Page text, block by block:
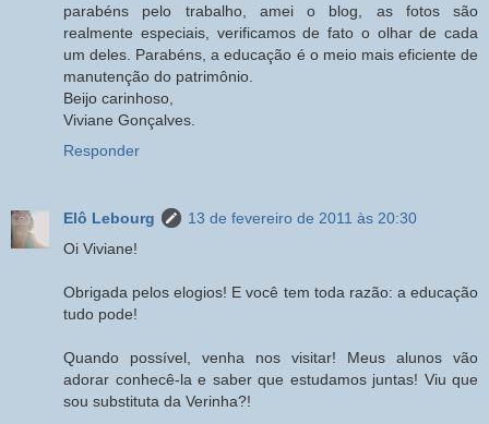
parabéns pelo trabalho, amei o blog, as fotos são
realmente especiais, verificamos de fato o olhar de cada
um deles. Parabéns, a educação é o meio mais eficiente de
manutenção do patrimônio.
Beijo carinhoso,
Viviane Gonçalves.
Responder
Elô Lebourg
13 de fevereiro de 2011 às 20:30
Oi Viviane!
Obrigada pelos elogios! E você tem toda razão: a educação
tudo pode!
Quando possível, venha nos visitar! Meus alunos vão
adorar conhecê-la e saber que estudamos juntas! Viu que
sou substituta da Verinha?!